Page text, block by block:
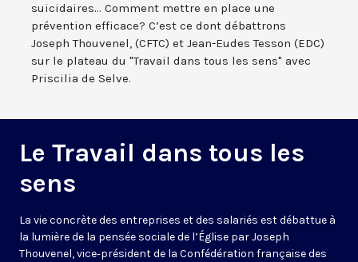
suicidaires... Comment mettre en place une
prévention efficace? C’est ce dont débattrons
Joseph Thouvenel, (CFTC) et Jean-Eudes Tesson (EDC)
sur le plateau du "Travail dans tous les sens" avec
Priscilia de Selve.
Le Travail dans tous les
sens
La vie concrète des entreprises et des salariés est débattue à
la lumière de la pensée sociale de l’Église par Joseph
Thouvenel, vice‑président de la Confédération française des